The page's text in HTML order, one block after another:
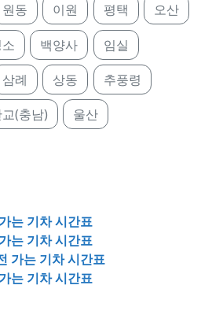
원동 이원 평택 오산
백양사 임실
삼례 상동 추풍령
(충남) 울산
는 기차 시간표
는 기차 시간표
가는 기차 시간표
는 기차 시간표